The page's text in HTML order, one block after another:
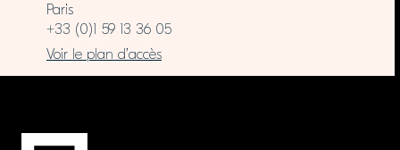
Paris
+33 (0)1 59 13 36 05
Voir le plan d’accès